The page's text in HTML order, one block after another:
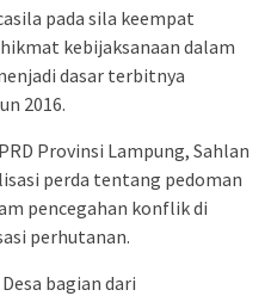
pada sila keempat
kebijaksanaan dalam
dasar terbitnya
2016.
Provinsi Lampung, Sahlan
perda tentang pedoman
pencegahan konflik di
perhutanan.
bagian dari